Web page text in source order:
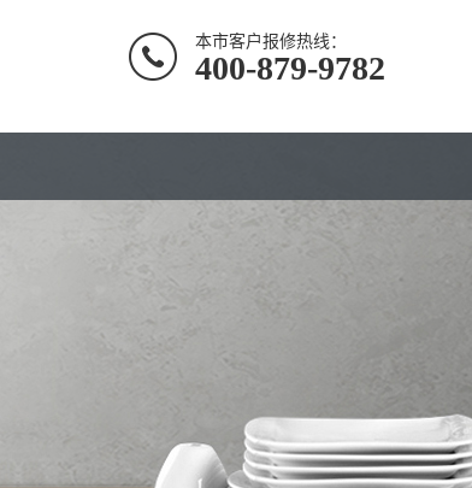
本市客户报修热线：
400-879-9782